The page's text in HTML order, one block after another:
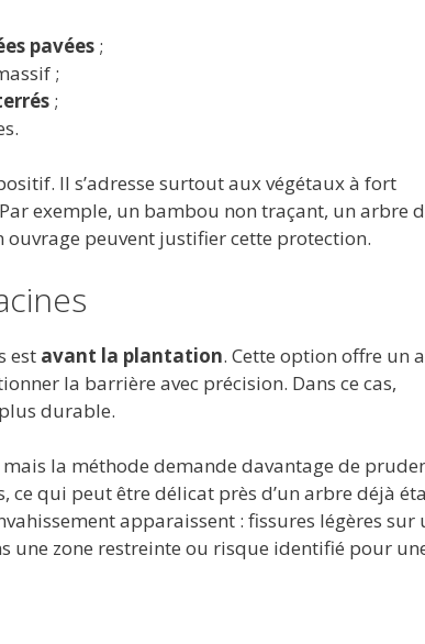
pavées;
;
;
Il s’adresse surtout aux végétaux à fort
exemple, un bambou non traçant, un arbre
peuvent justifier cette protection.
est avant la plantation. Cette option offre un
la barrière avec précision. Dans ce cas,
durable.
mais la méthode demande davantage de
qui peut être délicat près d’un arbre déjà
apparaissent : fissures légères sur
une zone restreinte ou risque identifié pour